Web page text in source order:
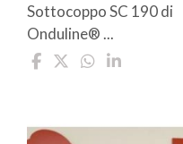
Sottocoppo SC 190 di
Onduline® ...